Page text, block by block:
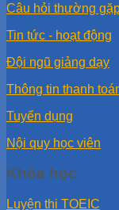
Câu hỏi thường
Tin tức - hoạt động
Đội ngũ giảng dạy
Thông tin thanh
Tuyển dụng
Nội quy học viên
Khóa học
Luyện thi TOEIC